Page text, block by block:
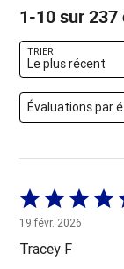
1-10 sur
TRIER
Le plus récent
Évaluations par
Coté
5 sur
5
19 févr. 2026
Tracey F